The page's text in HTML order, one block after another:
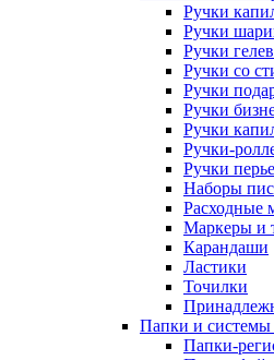
Ручки
Ручки
Ручки
Ручки со
Ручки
Ручки
Ручки
Ручки-
Ручки
Наборы
Расходные
Маркеры и
Карандаши
Ластики
Точилки
Папки и системы
Папки-